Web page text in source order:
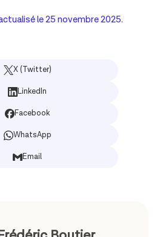
le25 novembre 2025.
X (Twitter)
LinkedIn
Facebook
WhatsApp
Email